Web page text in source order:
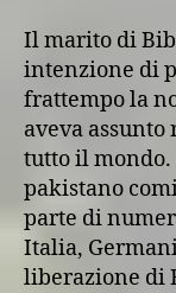
Il marito di
intenzione di
frattempo la
aveva assunto
tutto il mondo.
pakistano
parte di
Italia,
liberazione di